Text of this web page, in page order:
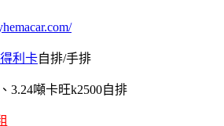
得利卡自排/手排
3.24噸卡旺k2500自排